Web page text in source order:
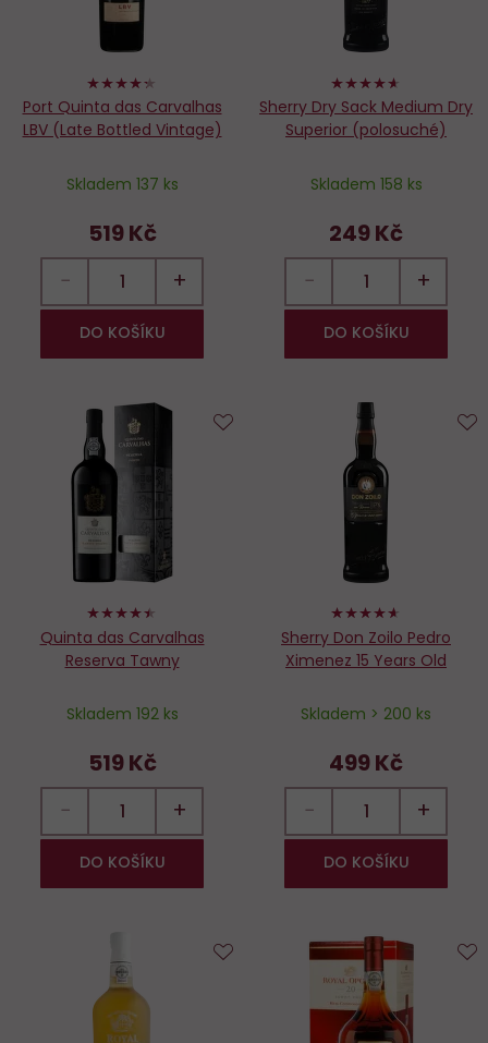
86%
Port Quinta das Carvalhas
LBV (Late Bottled Vintage)
Skladem 137 ks
519 Kč
− +
DO KOŠÍKU
92%
Sherry Dry Sack Medium Dry
Superior (polosuché)
Skladem 158 ks
249 Kč
− +
DO KOŠÍKU
88%
Quinta das Carvalhas
Reserva Tawny
Skladem 192 ks
519 Kč
− +
DO KOŠÍKU
92%
Sherry Don Zoilo Pedro
Ximenez 15 Years Old
Skladem > 200 ks
499 Kč
− +
DO KOŠÍKU
oblíbených